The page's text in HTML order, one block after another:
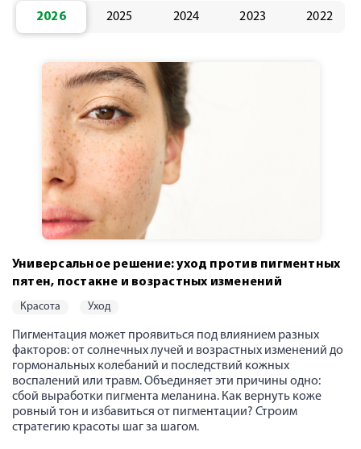
2026 2025 2024 2023 2022
Универсальное решение: уход против пигментных
пятен, постакне и возрастных изменений
красота уход
Пигментация может проявиться под влиянием разных
факторов: от солнечных лучей и возрастных изменений до
гормональных колебаний и последствий кожных
воспалений или травм. Объединяет эти причины одно:
сбой выработки пигмента меланина. Как вернуть коже
ровный тон и избавиться от пигментации? Строим
стратегию красоты шаг за шагом.